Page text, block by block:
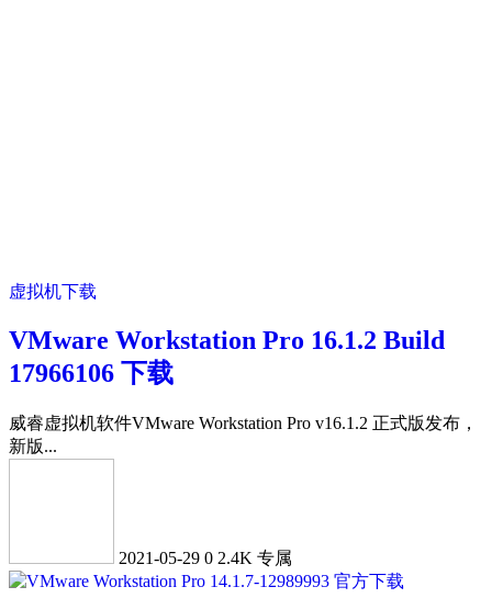
虚拟机下载
VMware Workstation Pro 16.1.2 Build
17966106 下载
威睿虚拟机软件VMware Workstation Pro v16.1.2 正式版发布，
新版...
2021-05-29 0 2.4K 专属